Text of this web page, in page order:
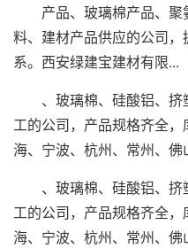
产品、玻璃棉产品、聚
料、建材产品供应的公司
系。西安绿建宝建材有限...
、玻璃棉、硅酸铝、挤
工的公司，产品规格齐全
海、宁波、杭州、常州、佛
、玻璃棉、硅酸铝、挤
工的公司，产品规格齐全
海、宁波、杭州、常州、佛